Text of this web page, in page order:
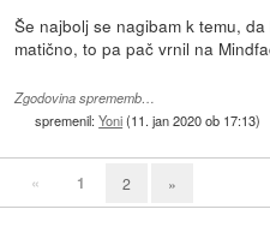
Še najbolj se nagibam k temu,
matično, to pa pač vrnil na
Zgodovina sprememb…
spremenil:Yoni(11. jan 2020 ob 17:13)
« 1 2 »